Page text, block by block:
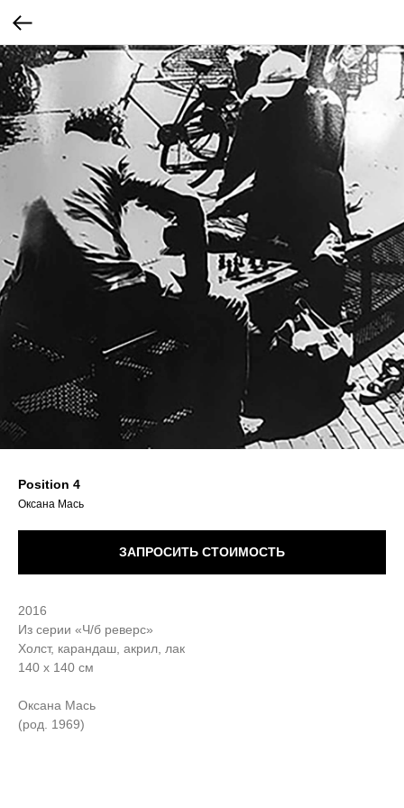
Position 4
Оксана Мась
ЗАПРОСИТЬ СТОИМОСТЬ
2016
Из серии «Ч/б реверс»
Холст, карандаш, акрил, лак
140 х 140 см
Оксана Мась
(род. 1969)